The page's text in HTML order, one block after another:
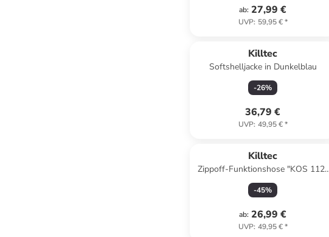
ab: 27,99 €
UVP: 59,95 €*
Killtec
Softshelljacke in Dunkelblau
-26%
36,79 €
UVP: 49,95 €*
Killtec
Zippoff-Funktionshose "KOS 112"
in Dunkelblau
-45%
ab: 26,99 €
UVP: 49,95 €*